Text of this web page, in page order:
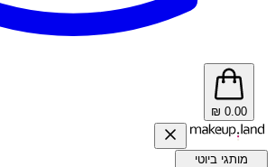
0.00
₪
מותגי ביוטי